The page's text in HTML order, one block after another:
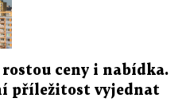
rostou ceny i nabídka.
příležitost vyjednat